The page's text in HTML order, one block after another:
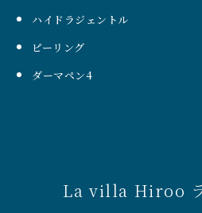
ハイドラジェントル
ピーリング
ダーマペン4
La villa Hiroo